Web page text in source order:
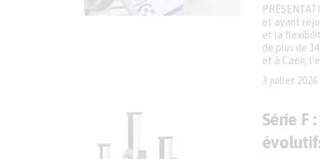
3 juillet 2026
et ayant
et la
de plus de
et à Caen,
Série F